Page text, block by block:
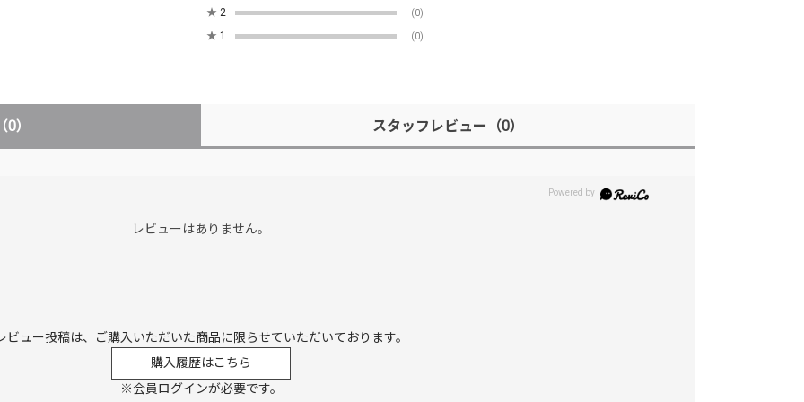
★ 2 (0)
★ 1 (0)
（0） スタッフレビュー （0）
レビューはありません。
ビュー投稿は、ご購入いただいた商品に限らせていただいております。
購入履歴はこちら
※会員ログインが必要です。